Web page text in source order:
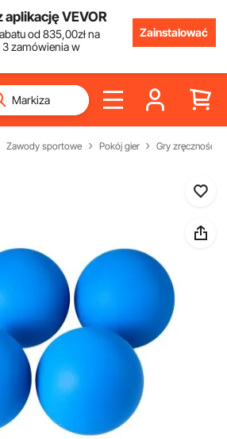
aplikację VEVOR
od835,00złna
zamówienia w
Zainstalować
Zawody sportowe Pokój gier Gry